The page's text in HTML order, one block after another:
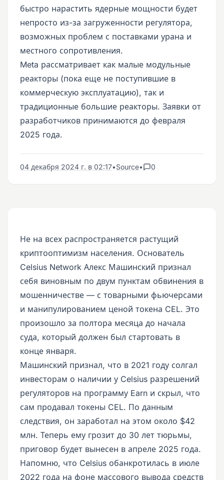
быстро нарастить ядерные мощности будет
непросто из-за загруженности регулятора,
возможных проблем с поставками урана и
местного сопротивления.
Meta рассматривает как малые модульные
реакторы (пока еще не поступившие в
коммерческую эксплуатацию), так и
традиционные большие реакторы. Заявки от
разработчиков принимаются до февраля
2025 года.
04 декабря 2024 г. в 02:17•Source• 0
Не на всех распространяется растущий
криптооптимизм населения. Основатель
Celsius Network Алекс Машинский признал
себя виновным по двум пунктам обвинения в
мошенничестве — с товарными фьючерсами
и манипулированием ценой токена CEL. Это
произошло за полтора месяца до начала
суда, который должен был стартовать в
конце января.
Машинский признал, что в 2021 году солгал
инвесторам о наличии у Celsius разрешений
регуляторов на программу Earn и скрыл, что
сам продавал токены CEL. По данным
следствия, он заработал на этом около $42
млн. Теперь ему грозит до 30 лет тюрьмы,
приговор будет вынесен в апреле 2025 года.
Напомню, что Celsius обанкротилась в июле
2022 года на фоне массового вывода средств